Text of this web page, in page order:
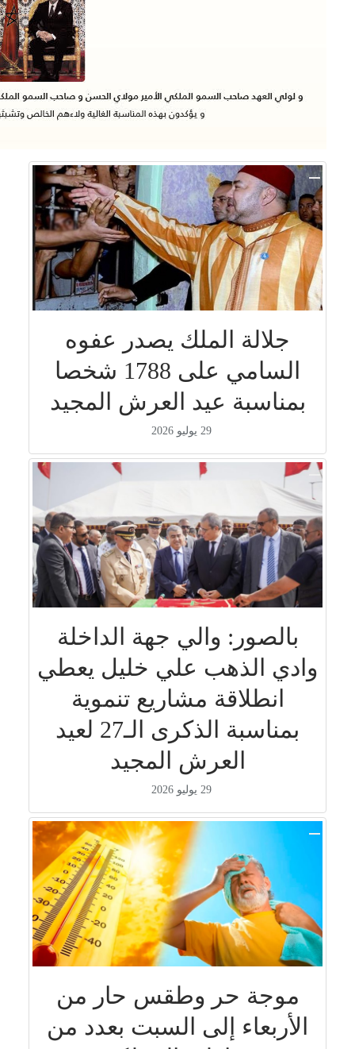
جلالة الملك يصدر عفوه
السامي على 1788 شخصا
بمناسبة عيد العرش المجيد
29 يوليو 2026
بالصور: والي جهة الداخلة
وادي الذهب علي خليل يعطي
انطلاقة مشاريع تنموية
بمناسبة الذكرى الـ27 لعيد
العرش المجيد
29 يوليو 2026
موجة حر وطقس حار من
الأربعاء إلى السبت بعدد من